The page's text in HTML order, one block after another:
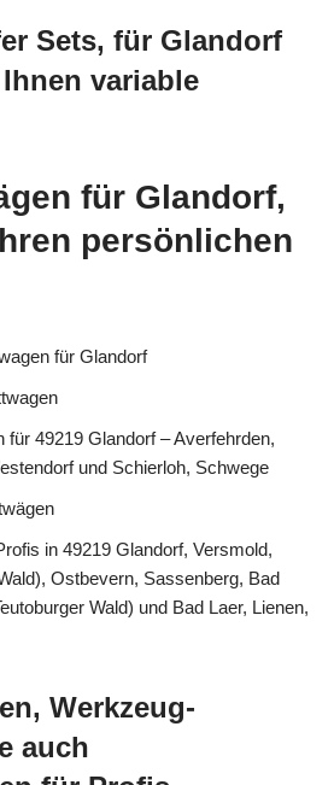
Sets, für Glandorf
variable
für Glandorf,
persönlichen
für Glandorf
für 49219 Glandorf – Averfehrden,
und Schierloh, Schwege
in 49219 Glandorf, Versmold,
Ostbevern, Sassenberg, Bad
Wald) und Bad Laer, Lienen,
Werkzeug-
auch